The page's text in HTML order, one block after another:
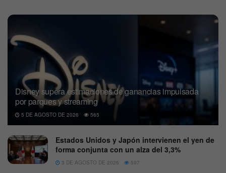
Disney supera estimaciones de ganancias impulsada
por parques y streaming
5 DE AGOSTO DE 2026 565
Estados Unidos y Japón intervienen el yen de
forma conjunta con un alza del 3,3%
3 DE AGOSTO DE 2026 597